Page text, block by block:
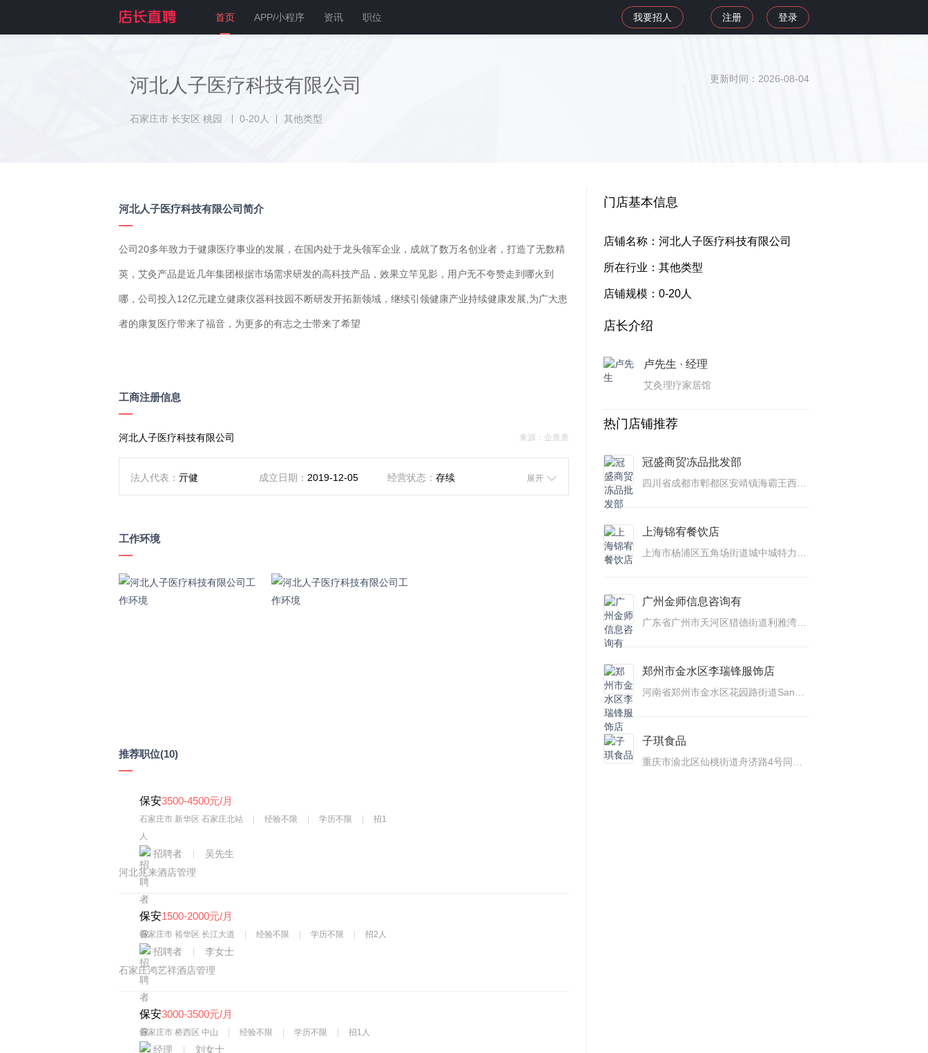
首页 APP/小程序 资讯 职位 我要招人 注册 登录
河北人子医疗科技有限公司
石家庄市 长安区 桃园 0-20人 其他类型
更新时间：2026-08-04
河北人子医疗科技有限公司简介
公司20多年致力于健康医疗事业的发展，在国内处于龙头领军企业，成就了数万名创业者，打造了无数精
英，艾灸产品是近几年集团根据市场需求研发的高科技产品，效果立竿见影，用户无不夸赞走到哪火到
哪，公司投入12亿元建立健康仪器科技园不断研发开拓新领域，继续引领健康产业持续健康发展,为广大患
者的康复医疗带来了福音，为更多的有志之士带来了希望
工商注册信息
河北人子医疗科技有限公司 来源：企查查
法人代表： 亓健 成立日期： 2019-12-05 经营状态： 存续
所属行业：
统一社会信用代码：91130108MA0EE7K96D
展开
工作环境
推荐职位(10)
保安3500-4500元/月
石家庄市 新华区 石家庄北站 经验不限 学历不限
招1
人
招聘者
吴先生
河北兆来酒店管理
保安1500-2000元/月
石家庄市 裕华区 长江大道 经验不限 学历不限 招2人
招聘者
李女士
石家庄鸿艺祥酒店管理
保安3000-3500元/月
石家庄市 桥西区 中山 经验不限 学历不限 招1人
经理
刘女士
门店基本信息
店铺名称：河北人子医疗科技有限公司
所在行业：其他类型
店铺规模：0-20人
店长介绍
卢先生 · 经理
艾灸理疗家居馆
热门店铺推荐
冠盛商贸冻品批发部
上海锦宥餐饮店
广州金师信息咨询有
郑州市金水区李瑞锋服饰店
子琪食品